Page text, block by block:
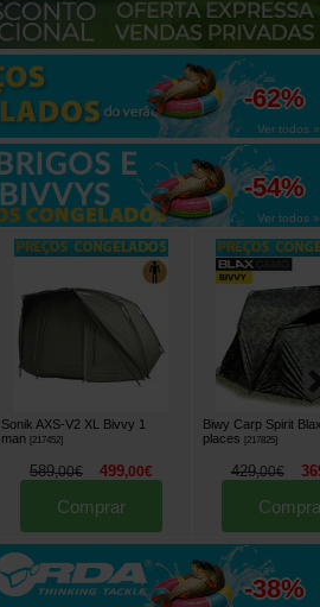
até
-62%
Ver todos »
até
-54%
Ver todos »
Sonik AXS-V2 XL Bivvy 1
man [217452]
589,00€ 499,00€
Comprar
Biwy Carp Spirit
places
[217825]
429,00€
até
-38%